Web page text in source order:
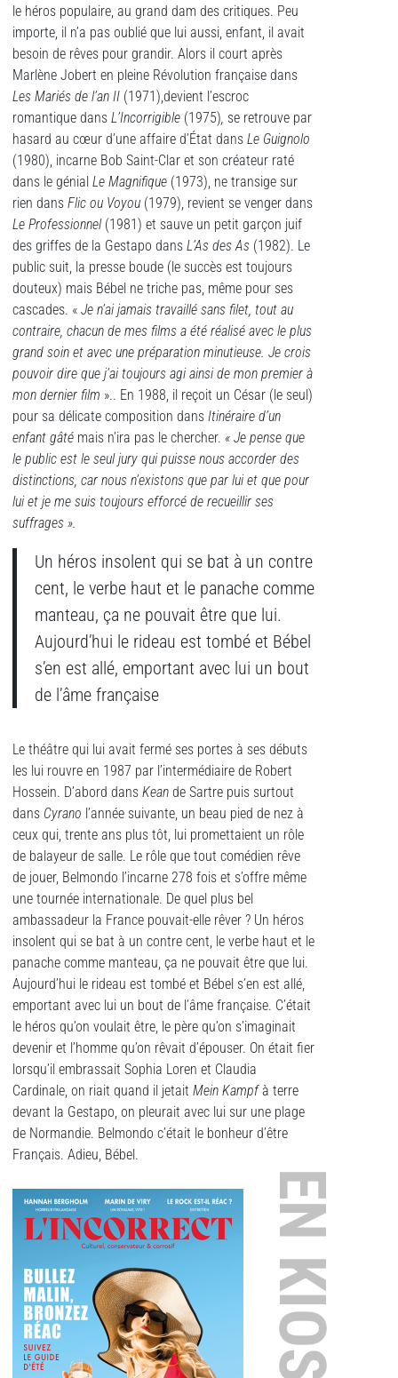
le héros populaire, au grand dam des critiques. Peu
importe, il n’a pas oublié que lui aussi, enfant, il avait
besoin de rêves pour grandir. Alors il court après
Marlène Jobert en pleine Révolution française dans
Les Mariés de l’an II (1971),devient l’escroc
romantique dans L’Incorrigible (1975), se retrouve par
hasard au cœur d’une affaire d’État dans Le Guignolo
(1980), incarne Bob Saint-Clar et son créateur raté
dans le génial Le Magnifique (1973), ne transige sur
rien dans Flic ou Voyou (1979), revient se venger dans
Le Professionnel (1981) et sauve un petit garçon juif
des griffes de la Gestapo dans L’As des As (1982). Le
public suit, la presse boude (le succès est toujours
douteux) mais Bébel ne triche pas, même pour ses
cascades. « Je n’ai jamais travaillé sans filet, tout au
contraire, chacun de mes films a été réalisé avec le plus
grand soin et avec une préparation minutieuse. Je crois
pouvoir dire que j’ai toujours agi ainsi de mon premier à
mon dernier film ».. En 1988, il reçoit un César (le seul)
pour sa délicate composition dans Itinéraire d’un
enfant gâté mais n’ira pas le chercher. « Je pense que
le public est le seul jury qui puisse nous accorder des
distinctions, car nous n’existons que par lui et que pour
lui et je me suis toujours efforcé de recueillir ses
suffrages ».
Un héros insolent qui se bat à un contre
cent, le verbe haut et le panache comme
manteau, ça ne pouvait être que lui.
Aujourd’hui le rideau est tombé et Bébel
s’en est allé, emportant avec lui un bout
de l’âme française
Le théâtre qui lui avait fermé ses portes à ses débuts
les lui rouvre en 1987 par l’intermédiaire de Robert
Hossein. D’abord dans Kean de Sartre puis surtout
dans Cyrano l’année suivante, un beau pied de nez à
ceux qui, trente ans plus tôt, lui promettaient un rôle
de balayeur de salle. Le rôle que tout comédien rêve
de jouer, Belmondo l’incarne 278 fois et s’offre même
une tournée internationale. De quel plus bel
ambassadeur la France pouvait-elle rêver ? Un héros
insolent qui se bat à un contre cent, le verbe haut et le
panache comme manteau, ça ne pouvait être que lui.
Aujourd’hui le rideau est tombé et Bébel s’en est allé,
emportant avec lui un bout de l’âme française. C’était
le héros qu’on voulait être, le père qu’on s’imaginait
devenir et l’homme qu’on rêvait d’épouser. On était fier
lorsqu’il embrassait Sophia Loren et Claudia
Cardinale, on riait quand il jetait Mein Kampfà terre
devant la Gestapo, on pleurait avec lui sur une plage
de Normandie. Belmondo c’était le bonheur d’être
Français. Adieu, Bébel.